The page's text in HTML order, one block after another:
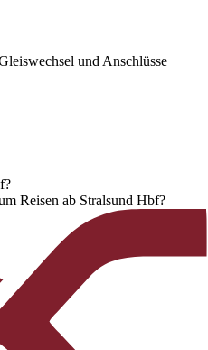
und Anschlüsse
Reisen ab Stralsund Hbf?